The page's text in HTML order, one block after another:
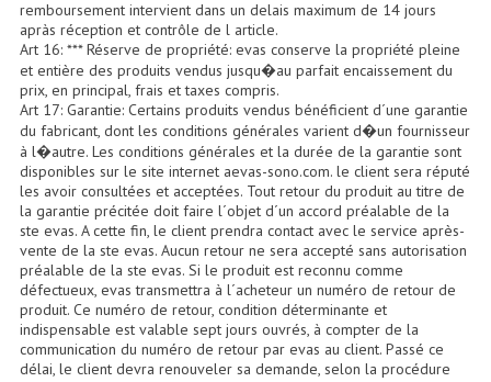
Projecteurs À Leds D'extérieurs
Projecteurs Barres De Leds
Projecteurs Déco À Leds
Projecteurs Leds
Projecteurs Plafonniers Et Encastrés
Projecteurs Théâtre Led
Projecteurs Traditionnels
Projecteurs Cycliodes
remboursement intervient dans un delais maximum de 14 jours
apràs réception et contrôle de l article.
Art 16: *** Réserve de propriété: evas conserve la propriété pleine
et entière des produits vendus jusqu�au parfait encaissement du
prix, en principal, frais et taxes compris.
Art 17: Garantie: Certains produits vendus bénéficient d´une garantie
du fabricant, dont les conditions générales varient d�un fournisseur
à l�autre. Les conditions générales et la durée de la garantie sont
disponibles sur le site internet aevas-sono.com. le client sera réputé
les avoir consultées et acceptées. Tout retour du produit au titre de
la garantie précitée doit faire l´objet d´un accord préalable de la
ste evas. A cette fin, le client prendra contact avec le service après-
vente de la ste evas. Aucun retour ne sera accepté sans autorisation
préalable de la ste evas. Si le produit est reconnu comme
défectueux, evas transmettra à l´acheteur un numéro de retour de
produit. Ce numéro de retour, condition déterminante et
indispensable est valable sept jours ouvrés, à compter de la
communication du numéro de retour par evas au client. Passé ce
délai, le client devra renouveler sa demande, selon la procédure